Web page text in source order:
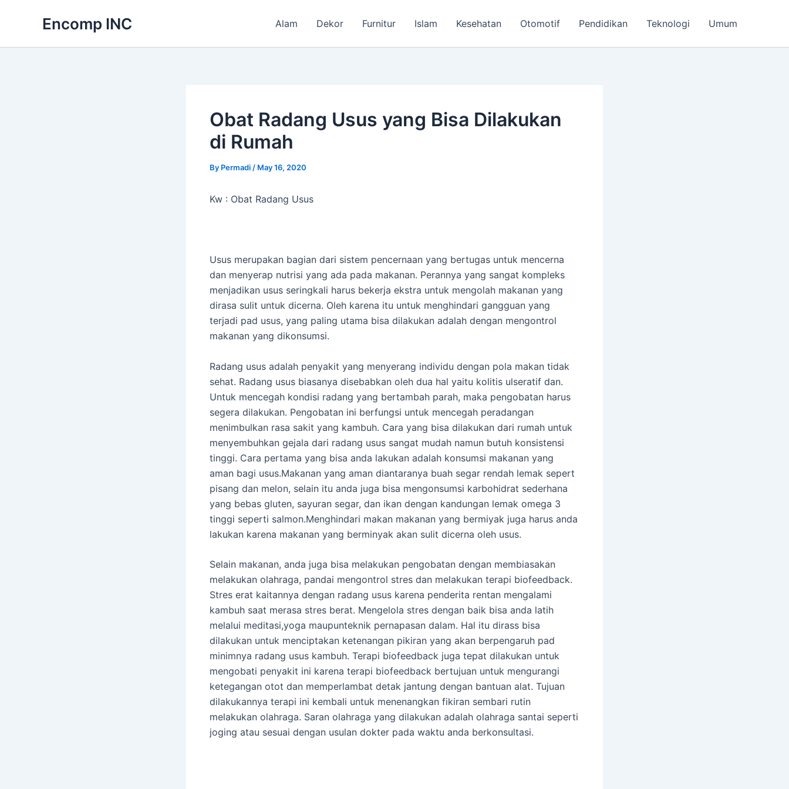
Encomp INC Alam Dekor Furnitur Islam Kesehatan Otomotif Pendidikan Teknologi Umum
Obat Radang Usus yang Bisa Dilakukan
di Rumah
By Permadi / May 16, 2020
Kw : Obat Radang Usus
Usus merupakan bagian dari sistem pencernaan yang bertugas untuk mencerna
dan menyerap nutrisi yang ada pada makanan. Perannya yang sangat kompleks
menjadikan usus seringkali harus bekerja ekstra untuk mengolah makanan yang
dirasa sulit untuk dicerna. Oleh karena itu untuk menghindari gangguan yang
terjadi pad usus, yang paling utama bisa dilakukan adalah dengan mengontrol
makanan yang dikonsumsi.
Radang usus adalah penyakit yang menyerang individu dengan pola makan tidak
sehat. Radang usus biasanya disebabkan oleh dua hal yaitu kolitis ulseratif dan.
Untuk mencegah kondisi radang yang bertambah parah, maka pengobatan harus
segera dilakukan. Pengobatan ini berfungsi untuk mencegah peradangan
menimbulkan rasa sakit yang kambuh. Cara yang bisa dilakukan dari rumah untuk
menyembuhkan gejala dari radang usus sangat mudah namun butuh konsistensi
tinggi. Cara pertama yang bisa anda lakukan adalah konsumsi makanan yang
aman bagi usus.Makanan yang aman diantaranya buah segar rendah lemak sepert
pisang dan melon, selain itu anda juga bisa mengonsumsi karbohidrat sederhana
yang bebas gluten, sayuran segar, dan ikan dengan kandungan lemak omega 3
tinggi seperti salmon.Menghindari makan makanan yang bermiyak juga harus anda
lakukan karena makanan yang berminyak akan sulit dicerna oleh usus.
Selain makanan, anda juga bisa melakukan pengobatan dengan membiasakan
melakukan olahraga, pandai mengontrol stres dan melakukan terapi biofeedback.
Stres erat kaitannya dengan radang usus karena penderita rentan mengalami
kambuh saat merasa stres berat. Mengelola stres dengan baik bisa anda latih
melalui meditasi,yoga maupunteknik pernapasan dalam. Hal itu dirass bisa
dilakukan untuk menciptakan ketenangan pikiran yang akan berpengaruh pad
minimnya radang usus kambuh. Terapi biofeedback juga tepat dilakukan untuk
mengobati penyakit ini karena terapi biofeedback bertujuan untuk mengurangi
ketegangan otot dan memperlambat detak jantung dengan bantuan alat. Tujuan
dilakukannya terapi ini kembali untuk menenangkan fikiran sembari rutin
melakukan olahraga. Saran olahraga yang dilakukan adalah olahraga santai seperti
joging atau sesuai dengan usulan dokter pada waktu anda berkonsultasi.